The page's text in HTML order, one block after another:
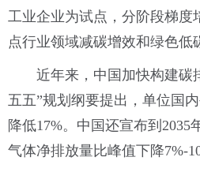
工业企业为试点，分阶段梯度
点行业领域减碳增效和绿色低
近年来，中国加快构建碳
五五”规划纲要提出，单位国
降低17%。中国还宣布到2035
气体净排放量比峰值下降7%-